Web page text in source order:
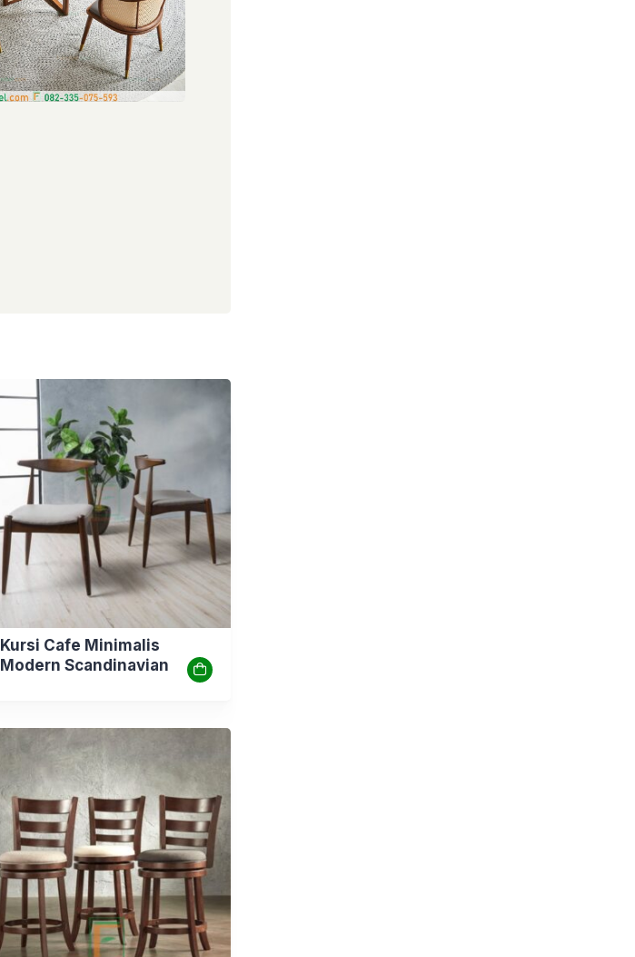
Kursi Cafe Minimalis
Modern Scandinavian